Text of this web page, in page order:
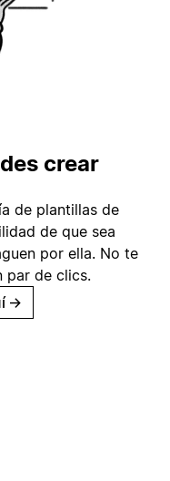
crear
de plantillas de
de que sea
por ella. No te
par de clics.
→